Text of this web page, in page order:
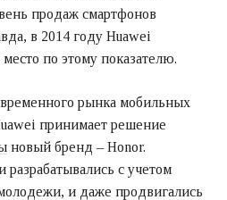
продаж смартфонов
в 2014 году Huawei
по этому показателю.
рынка мобильных
принимает решение
новый бренд – Honor.
с учетом
и даже продвигались